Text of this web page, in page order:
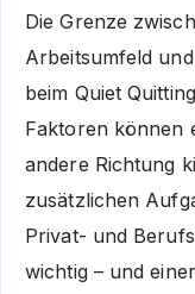
Die Grenze
Arbeitsumfeld
beim Quiet
Faktoren können
andere Richtung
zusätzlichen
Privat- und
wichtig – und